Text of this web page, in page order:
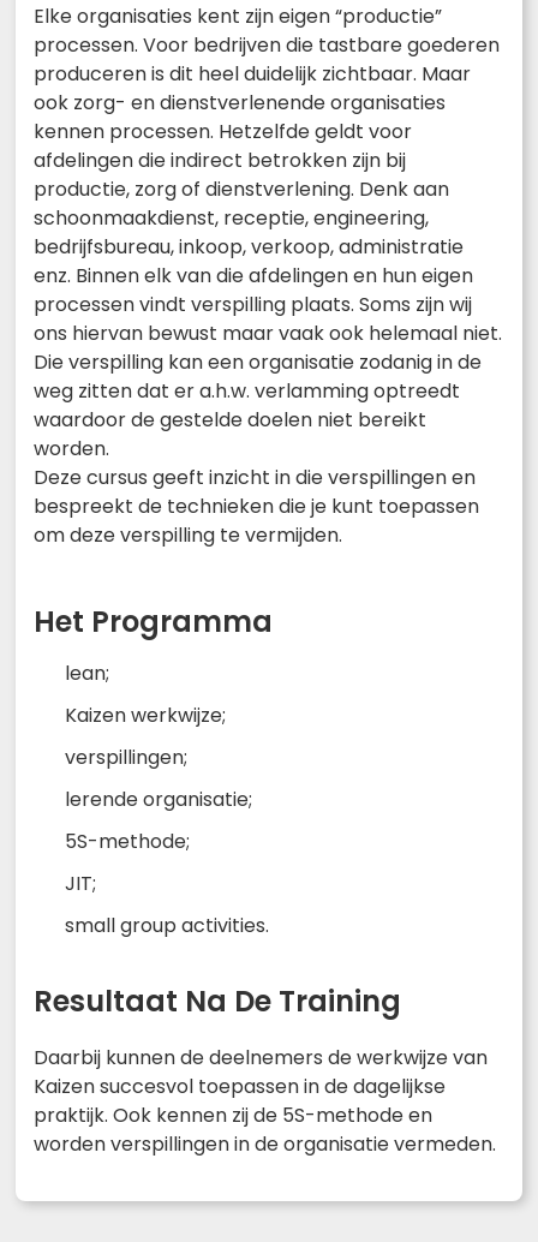
Elke organisaties kent zijn eigen “productie”
processen. Voor bedrijven die tastbare goederen
produceren is dit heel duidelijk zichtbaar. Maar
ook zorg- en dienstverlenende organisaties
kennen processen. Hetzelfde geldt voor
afdelingen die indirect betrokken zijn bij
productie, zorg of dienstverlening. Denk aan
schoonmaakdienst, receptie, engineering,
bedrijfsbureau, inkoop, verkoop, administratie
enz. Binnen elk van die afdelingen en hun eigen
processen vindt verspilling plaats. Soms zijn wij
ons hiervan bewust maar vaak ook helemaal niet.
Die verspilling kan een organisatie zodanig in de
weg zitten dat er a.h.w. verlamming optreedt
waardoor de gestelde doelen niet bereikt
worden.
Deze cursus geeft inzicht in die verspillingen en
bespreekt de technieken die je kunt toepassen
om deze verspilling te vermijden.
Het Programma
lean;
Kaizen werkwijze;
verspillingen;
lerende organisatie;
5S-methode;
JIT;
small group activities.
Resultaat Na De Training
Daarbij kunnen de deelnemers de werkwijze van
Kaizen succesvol toepassen in de dagelijkse
praktijk. Ook kennen zij de 5S-methode en
worden verspillingen in de organisatie vermeden.